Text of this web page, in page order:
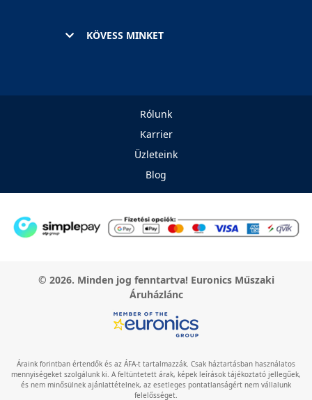
KÖVESS MINKET
Rólunk
Karrier
Üzleteink
Blog
© 2026. Minden jog fenntartva! Euronics Műszaki
Áruházlánc
Áraink forintban értendők és az ÁFA-t tartalmazzák. Csak háztartásban használatos
mennyiségeket szolgálunk ki. A feltüntetett árak, képek leírások tájékoztató jellegűek,
és nem minősülnek ajánlattételnek, az esetleges pontatlanságért nem vállalunk
felelősséget.